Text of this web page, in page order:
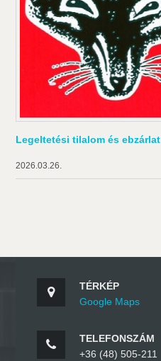
Legeltetési tilalom és ebzárlat
2026.03.26.
TÉRKÉP
Google Maps
TELEFONSZÁM
+36 (48) 505-211